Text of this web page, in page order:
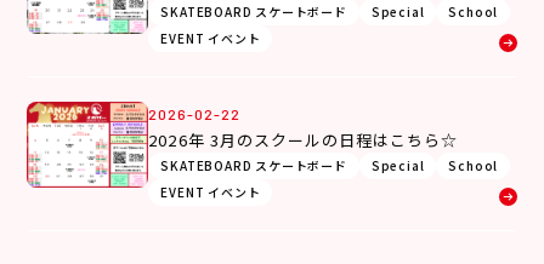
SKATEBOARD スケートボード Special
School
EVENT イベント
2026-02-22
2026年 3月のスクールの日程はこちら☆
SKATEBOARD スケートボード Special
School
EVENT イベント